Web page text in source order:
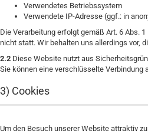
Verwendetes Betriebssystem
Verwendete IP-Adresse (ggf.: in
Die Verarbeitung erfolgt gemäß Art. 6 Abs.
nicht statt. Wir behalten uns allerdings vor,
2.2 Diese Website nutzt aus
Sie können eine verschlüsselte Verbindung
3) Cookies
Um den Besuch unserer Website attraktiv